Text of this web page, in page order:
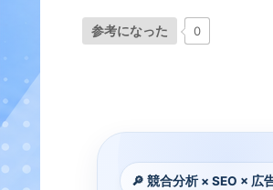
参考になった 0
🔎 競合分析 × SEO × 広